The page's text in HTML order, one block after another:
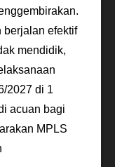
berjalan efektif
mendidik,
2027 di 1
acuan bagi
MPLS